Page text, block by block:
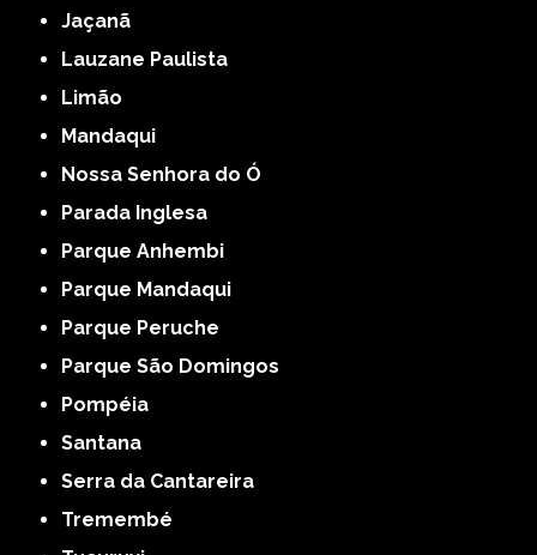
Jaçanã
Lauzane Paulista
Limão
Mandaqui
Nossa Senhora do Ó
Parada Inglesa
Parque Anhembi
Parque Mandaqui
Parque Peruche
Parque São Domingos
Pompéia
Santana
Serra da Cantareira
Tremembé